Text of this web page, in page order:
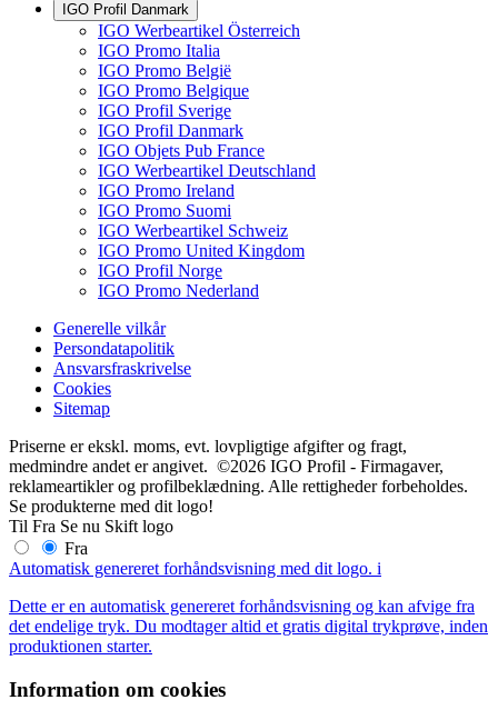
IGO Profil Danmark
IGO Werbeartikel Österreich
IGO Promo Italia
IGO Promo België
IGO Promo Belgique
IGO Profil Sverige
IGO Profil Danmark
IGO Objets Pub France
IGO Werbeartikel Deutschland
IGO Promo Ireland
IGO Promo Suomi
IGO Werbeartikel Schweiz
IGO Promo United Kingdom
IGO Profil Norge
IGO Promo Nederland
Generelle vilkår
Persondatapolitik
Ansvarsfraskrivelse
Cookies
Sitemap
Priserne er ekskl. moms, evt. lovpligtige afgifter og fragt,
medmindre andet er angivet. ©2026 IGO Profil - Firmagaver,
reklameartikler og profilbeklædning. Alle rettigheder forbeholdes.
Se produkterne med dit logo!
Til Fra Se nu Skift logo
Fra
Automatisk genereret forhåndsvisning med dit logo. i
Dette er en automatisk genereret forhåndsvisning og kan afvige fra
det endelige tryk. Du modtager altid et gratis digital trykprøve, inden
produktionen starter.
Information om cookies